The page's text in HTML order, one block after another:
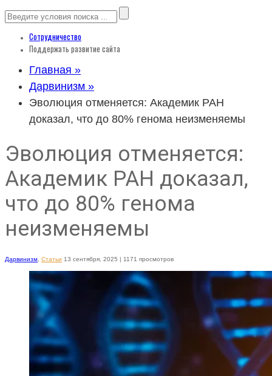
Сотрудничество
Поддержать развитие сайта
Главная »
Дарвинизм »
Эволюция отменяется: Академик РАН
доказал, что до 80% генома неизменяемы
Эволюция отменяется:
Академик РАН доказал,
что до 80% генома
неизменяемы
Дарвинизм Статьи 13 сентября, 2025 | 1171 просмотров